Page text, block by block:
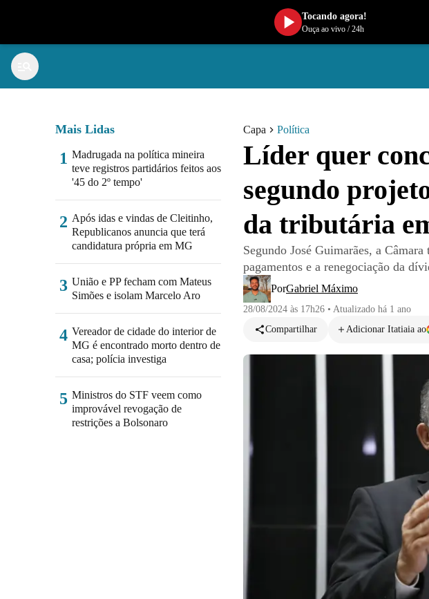
Capa Política
Líder quer
segundo
da tributária
Segundo José Guimarães, a
pagamentos e a renegociação da
PorGabriel Máximo
28/08/2024 às 17h26 • Atualizado há 1 ano
Compartilhar
Adicionar Itatiaia ao
Mais Lidas
1 Madrugada na política mineira
teve registros partidários feitos aos
'45 do 2º tempo'
2 Após idas e vindas de Cleitinho,
Republicanos anuncia que terá
candidatura própria em MG
3 União e PP fecham com Mateus
Simões e isolam Marcelo Aro
4 Vereador de cidade do interior de
MG é encontrado morto dentro de
casa; polícia investiga
5 Ministros do STF veem como
improvável revogação de
restrições a Bolsonaro
Tocando agora!
Ouça ao vivo/24h